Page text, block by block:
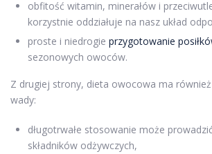
obfitość witamin, minerałów i
korzystnie oddziałuje na nasz układ
proste i niedrogie przygotowanie
sezonowych owoców.
Z drugiej strony, dieta owocowa ma
wady:
długotrwałe stosowanie może
składników odżywczych,